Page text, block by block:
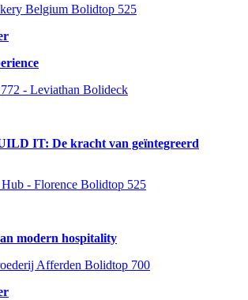
IT: De kracht van geïntegreerd
modern hospitality